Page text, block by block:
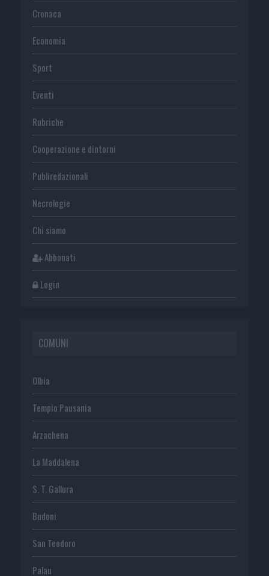
Cronaca
Economia
Sport
Eventi
Rubriche
Cooperazione e dintorni
Publiredazionali
Necrologie
Chi siamo
Abbonati
Login
COMUNI
Olbia
Tempio Pausania
Arzachena
La Maddalena
S. T. Gallura
Budoni
San Teodoro
Palau